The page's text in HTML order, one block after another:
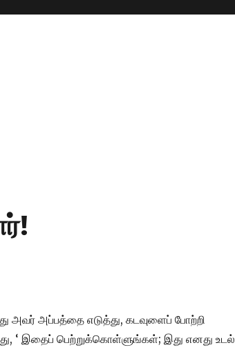
அவர் அப்பத்தை எடுத்து, கடவுளைப் போற்றி
‘ இதைப் பெற்றுக்கொள்ளுங்கள்; இது எனது உடல்